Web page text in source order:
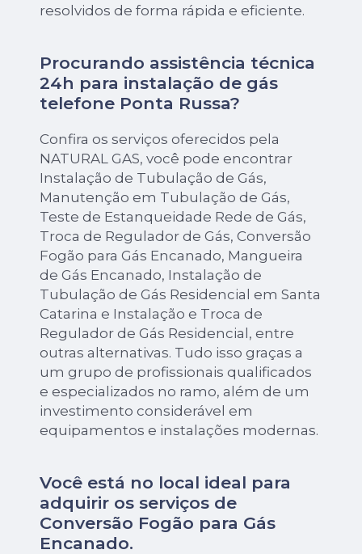
resolvidos de forma rápida e eficiente.
Procurando assistência técnica
24h para instalação de gás
telefone Ponta Russa?
Confira os serviços oferecidos pela
NATURAL GAS, você pode encontrar
Instalação de Tubulação de Gás,
Manutenção em Tubulação de Gás,
Teste de Estanqueidade Rede de Gás,
Troca de Regulador de Gás, Conversão
Fogão para Gás Encanado, Mangueira
de Gás Encanado, Instalação de
Tubulação de Gás Residencial em Santa
Catarina e Instalação e Troca de
Regulador de Gás Residencial, entre
outras alternativas. Tudo isso graças a
um grupo de profissionais qualificados
e especializados no ramo, além de um
investimento considerável em
equipamentos e instalações modernas.
Você está no local ideal para
adquirir os serviços de
Conversão Fogão para Gás
Encanado.